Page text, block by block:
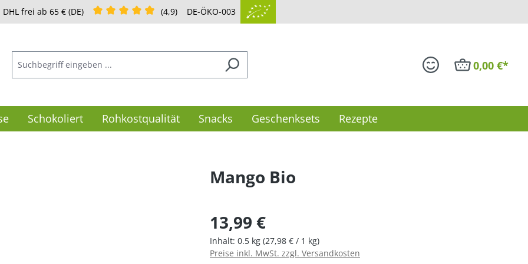
DHL frei ab 65 € (DE) Durchschnittliche Bewertung von 4.91 von 5 Sternen
(4,9) DE-ÖKO-003
0,00 €*
Schokoliert Rohkostqualität Snacks Geschenksets Rezepte
Mango Bio
Regulärer Preis:
13,99 €
Inhalt: 0.5 kg (27,98 € / 1 kg)
Preise inkl. MwSt. zzgl. Versandkosten